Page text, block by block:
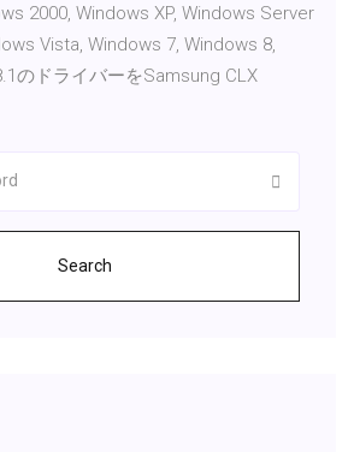
2000, Windows XP, Windows Server
Vista, Windows 7, Windows 8,
のドライバーをSamsung CLX
Search